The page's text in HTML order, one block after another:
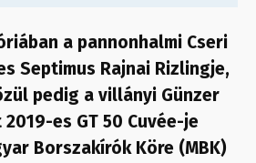
a pannonhalmi Cseri
Septimus Rajnai Rizlingje,
pedig a villányi Günzer
es GT 50 Cuvée-je
Borszakírók Köre (MBK)